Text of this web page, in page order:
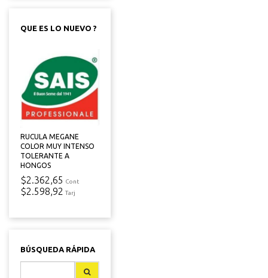
QUE ES LO NUEVO ?
RUCULA MEGANE
COLOR MUY INTENSO
TOLERANTE A
HONGOS
$2.362,65 Cont
$2.598,92 Tarj
BÚSQUEDA RÁPIDA